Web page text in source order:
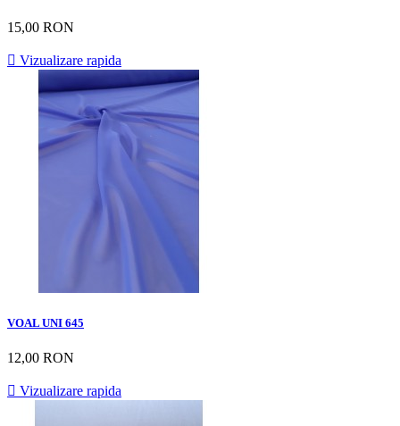
15,00 RON
 Vizualizare rapida
VOAL UNI 645
12,00 RON
 Vizualizare rapida